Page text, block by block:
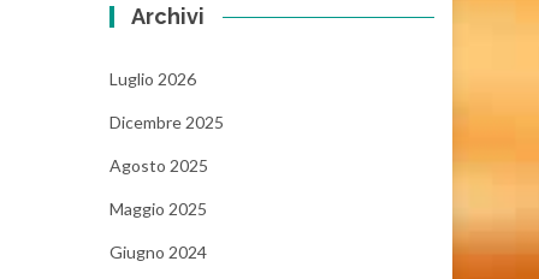
Archivi
Luglio 2026
Dicembre 2025
Agosto 2025
Maggio 2025
Giugno 2024